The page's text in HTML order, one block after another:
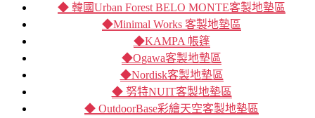
◆ 韓國Urban Forest BELO MONTE客製地墊區
◆Minimal Works 客製地墊區
◆KAMPA 帳篷
◆Ogawa客製地墊區
◆Nordisk客製地墊區
◆ 努特NUIT客製地墊區
◆ OutdoorBase彩繪天空客製地墊區